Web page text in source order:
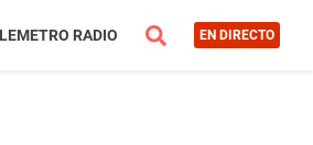
RADIO EN DIRECTO